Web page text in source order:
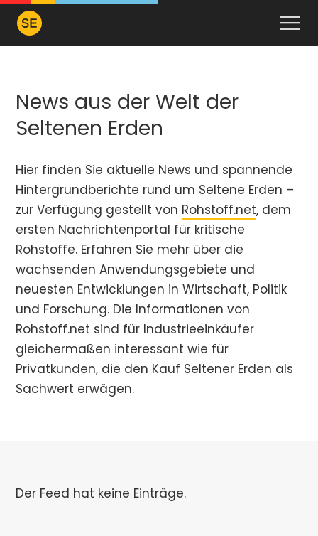
News aus der Welt der
Seltenen Erden
Hier finden Sie aktuelle News und spannende
Hintergrundberichte rund um Seltene Erden –
zur Verfügung gestellt von Rohstoff.net, dem
ersten Nachrichtenportal für kritische
Rohstoffe. Erfahren Sie mehr über die
wachsenden Anwendungsgebiete und
neuesten Entwicklungen in Wirtschaft, Politik
und Forschung. Die Informationen von
Rohstoff.net sind für Industrieeinkäufer
gleichermaßen interessant wie für
Privatkunden, die den Kauf Seltener Erden als
Sachwert erwägen.
Der Feed hat keine Einträge.